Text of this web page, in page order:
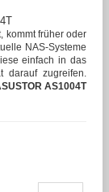
kommt früher oder
NAS-Systeme
einfach in das
zugreifen.
AS1004T